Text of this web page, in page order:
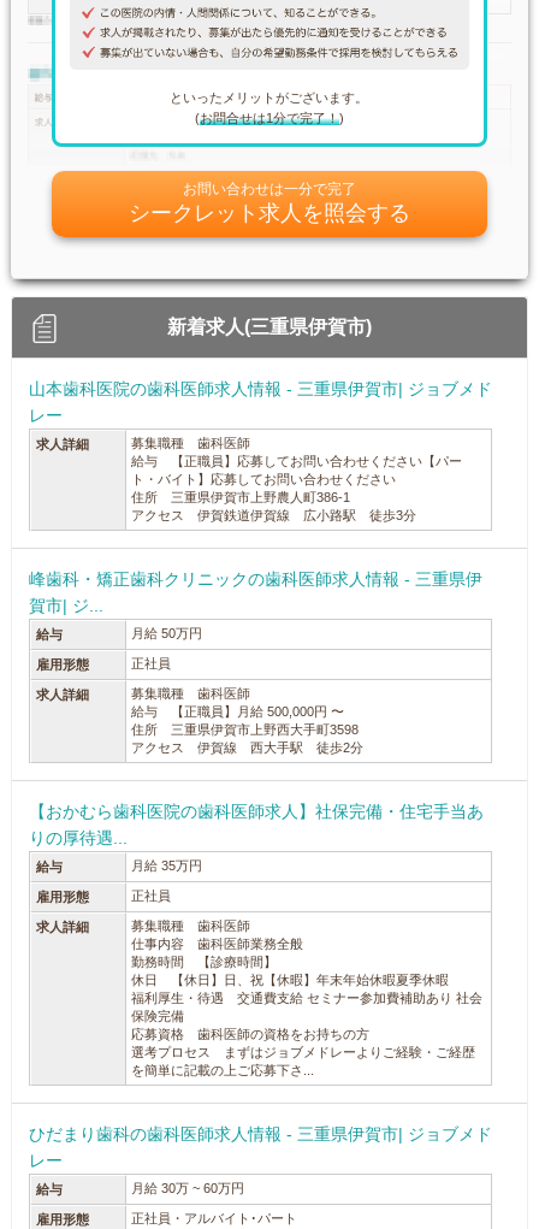
といったメリットがございます。
(お問合せは1分で完了！)
お問い合わせは一分で完了
シークレット求人を照会する
新着求人(三重県伊賀市)
山本歯科医院の歯科医師求人情報 - 三重県伊賀市| ジョブメド
レー
求人詳細
募集職種 歯科医師
給与 【正職員】応募してお問い合わせください【パー
ト・バイト】応募してお問い合わせください
住所 三重県伊賀市上野農人町386-1
アクセス 伊賀鉄道伊賀線 広小路駅 徒歩3分
峰歯科・矯正歯科クリニックの歯科医師求人情報 - 三重県伊
賀市| ジ...
給与 月給 50万円
雇用形態 正社員
求人詳細
募集職種 歯科医師
給与 【正職員】月給 500,000円 〜
住所 三重県伊賀市上野西大手町3598
アクセス 伊賀線 西大手駅 徒歩2分
【おかむら歯科医院の歯科医師求人】社保完備・住宅手当あ
りの厚待遇...
給与 月給 35万円
雇用形態 正社員
求人詳細
募集職種 歯科医師
仕事内容 歯科医師業務全般
勤務時間 【診療時間】
休日 【休日】日、祝【休暇】年末年始休暇夏季休暇
福利厚生・待遇 交通費支給 セミナー参加費補助あり 社会
保険完備
応募資格 歯科医師の資格をお持ちの方
選考プロセス まずはジョブメドレーよりご経験・ご経歴
を簡単に記載の上ご応募下さ...
ひだまり歯科の歯科医師求人情報 - 三重県伊賀市| ジョブメド
レー
給与 月給 30万 ~ 60万円
雇用形態 正社員・アルバイト･パート